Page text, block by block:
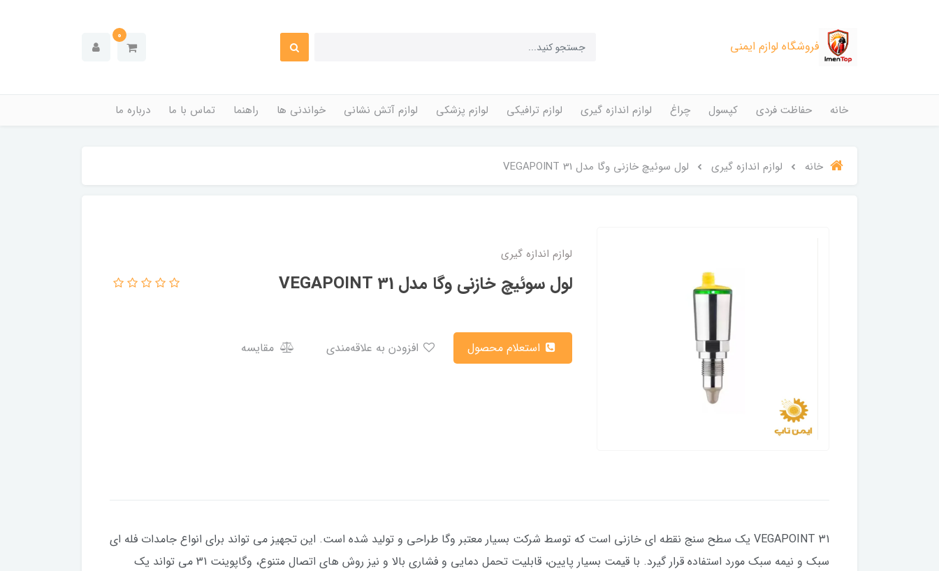
فروشگاه لوازم ایمنی
0
خانه حفاظت فردی کپسول چراغ لوازم اندازه گیری لوازم ترافیکی لوازم پزشکی لوازم آتش نشانی خواندنی ها راهنما تماس با ما درباره ما
خانه لوازم اندازه گیری لول سوئیچ خازنی وگا مدل VEGAPOINT 31
لوازم اندازه گیری
لول سوئیچ خازنی وگا مدل VEGAPOINT 31
مقایسه
VEGAPOINT 31 یک سطح سنج نقطه ای خازنی است که توسط شرکت بسیار معتبر وگا طراحی و تولید شده است. این تجهیز می تواند برای انواع جامدات فله ای
سبک و نیمه سبک مورد استفاده قرار گیرد. با قیمت بسیار پایین، قابلیت تحمل دمایی و فشاری بالا و نیز روش های اتصال متنوع، وگاپوینت 31 می تواند یک